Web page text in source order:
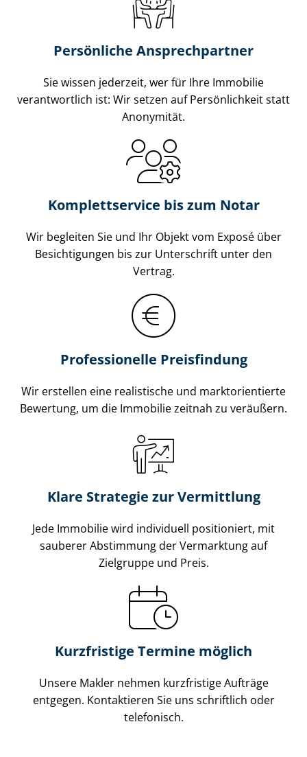
Persönliche Ansprechpartner
Sie wissen jederzeit, wer für Ihre Immobilie
verantwortlich ist: Wir setzen auf Persönlichkeit statt
Anonymität.
Komplettservice bis zum Notar
Wir begleiten Sie und Ihr Objekt vom Exposé über
Besichtigungen bis zur Unterschrift unter den
Vertrag.
Professionelle Preisfindung
Wir erstellen eine realistische und markt­ori­en­tier­te
Bewertung, um die Immobilie zeitnah zu veräußern.
Klare Strategie zur Vermittlung
Jede Immobilie wird individuell positioniert, mit
sauberer Abstimmung der Vermarktung auf
Zielgruppe und Preis.
Kurzfristige Termine möglich
Unsere Makler nehmen kurzfristige Aufträge
entgegen. Kontaktieren Sie uns schriftlich oder
telefonisch.